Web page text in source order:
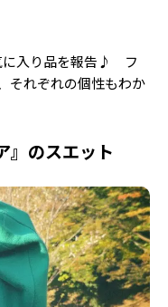
に入り品を報告♪ フ
それぞれの個性もわか
』のスエット